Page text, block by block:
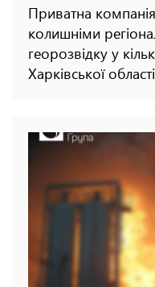
Приватна
колишніми
георозвідку у
Харківської